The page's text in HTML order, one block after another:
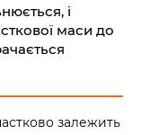
і
маси до
залежить